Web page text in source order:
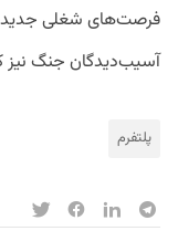
فرصت‌های شغلی
آسیب‌دیدگان جنگ
پلتفرم